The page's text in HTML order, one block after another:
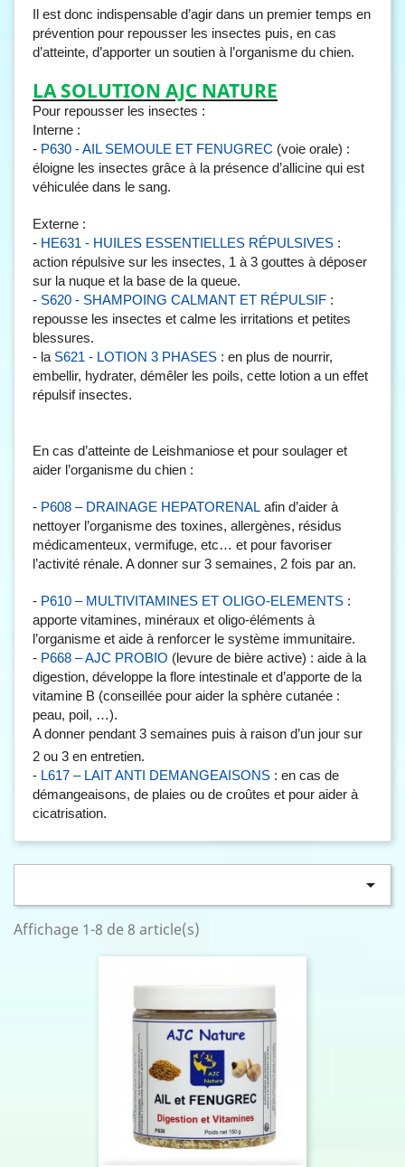
Il est donc indispensable d’agir dans un premier temps en
prévention pour repousser les insectes puis, en cas
d’atteinte, d’apporter un soutien à l’organisme du chien.
LA SOLUTION AJC NATURE
Pour repousser les insectes :
Interne :
- P630 - AIL SEMOULE ET FENUGREC (voie orale) :
éloigne les insectes grâce à la présence d’allicine qui est
véhiculée dans le sang.
Externe :
- HE631 - HUILES ESSENTIELLES RÉPULSIVES :
action répulsive sur les insectes, 1 à 3 gouttes à déposer
sur la nuque et la base de la queue.
- S620 - SHAMPOING CALMANT ET RÉPULSIF :
repousse les insectes et calme les irritations et petites
blessures.
- la S621 - LOTION 3 PHASES : en plus de nourrir,
embellir, hydrater, démêler les poils, cette lotion a un effet
répulsif insectes.
En cas d’atteinte de Leishmaniose et pour soulager et
aider l’organisme du chien :
- P608 – DRAINAGE HEPATORENAL afin d’aider à
nettoyer l’organisme des toxines, allergènes, résidus
médicamenteux, vermifuge, etc… et pour favoriser
l’activité rénale. A donner sur 3 semaines, 2 fois par an.
- P610 – MULTIVITAMINES ET OLIGO-ELEMENTS :
apporte vitamines, minéraux et oligo-éléments à
l’organisme et aide à renforcer le système immunitaire.
- P668 – AJC PROBIO (levure de bière active) : aide à la
digestion, développe la flore intestinale et d’apporte de la
vitamine B (conseillée pour aider la sphère cutanée :
peau, poil, …).
A donner pendant 3 semaines puis à raison d’un jour sur
2 ou 3 en entretien.
- L617 – LAIT ANTI DEMANGEAISONS : en cas de
démangeaisons, de plaies ou de croûtes et pour aider à
cicatrisation.

Affichage 1-8 de 8 article(s)